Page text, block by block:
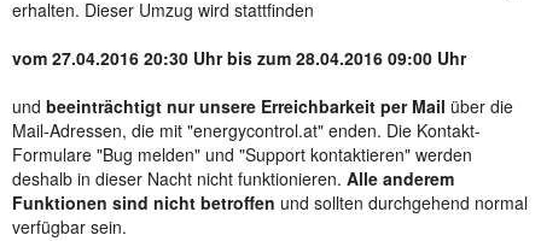
erhalten. Dieser Umzug wird stattfinden
vom 27.04.2016 20:30 Uhr bis zum 28.04.2016 09:00 Uhr
und beeinträchtigt nur unsere Erreichbarkeit per Mail über die
Mail-Adressen, die mit "energycontrol.at" enden. Die Kontakt-
Formulare "Bug melden" und "Support kontaktieren" werden
deshalb in dieser Nacht nicht funktionieren. Alle anderem
Funktionen sind nicht betroffen und sollten durchgehend normal
verfügbar sein.